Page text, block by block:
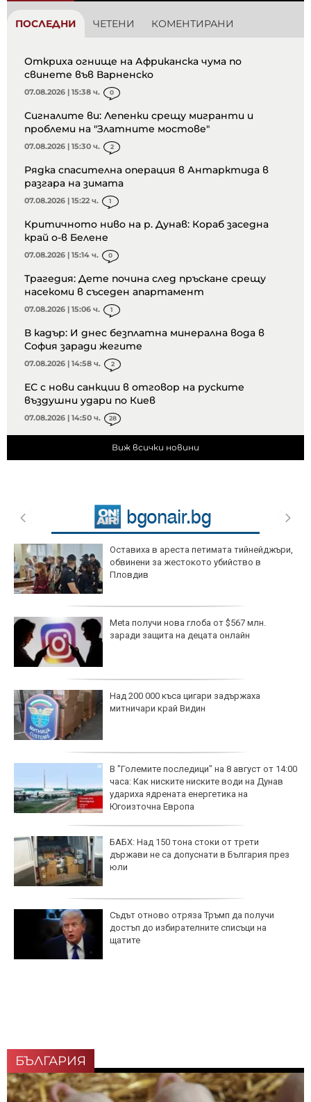
ПОСЛЕДНИ ЧЕТЕНИ КОМЕНТИРАНИ
Откриха огнище на Африканска чума по
свинете във Варненско
07.08.2026 | 15:38 ч. 0
Сигналите ви: Лепенки срещу мигранти и
проблеми на "Златните мостове"
07.08.2026 | 15:30 ч. 2
Рядка спасителна операция в Антарктида в
разгара на зимата
07.08.2026 | 15:22 ч. 1
Критичното ниво на р. Дунав: Кораб заседна
край о-в Белене
07.08.2026 | 15:14 ч. 0
Трагедия: Дете почина след пръскане срещу
насекоми в съседен апартамент
07.08.2026 | 15:06 ч. 1
В кадър: И днес безплатна минерална вода в
София заради жегите
07.08.2026 | 14:58 ч. 2
ЕС с нови санкции в отговор на руските
въздушни удари по Киев
07.08.2026 | 14:50 ч. 28
Виж всички новини
Оставиха в ареста петимата тийнейджъри,
обвинени за жестокото убийство в
Пловдив
Meta получи нова глоба от $567 млн.
заради защита на децата онлайн
Над 200 000 къса цигари задържаха
митничари край Видин
В "Големите последици" на 8 август от 14:00
часа: Как ниските ниските води на Дунав
удариха ядрената енергетика на
Югоизточна Европа
БАБХ: Над 150 тона стоки от трети
държави не са допуснати в България през
юли
Съдът отново отряза Тръмп да получи
достъп до избирателните списъци на
щатите
БЪЛГАРИЯ